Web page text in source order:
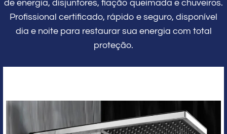
de energia, disjuntores, fiação queimada e chuveiros.
Profissional certificado, rápido e seguro, disponível
dia e noite para restaurar sua energia com total
proteção.